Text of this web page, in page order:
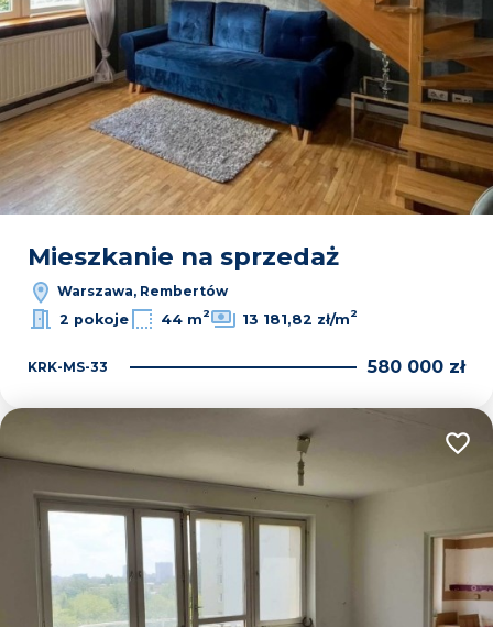
Mieszkanie na sprzedaż
Warszawa, Rembertów
2 pokoje
44 m2 13 181,82 zł/m2
KRK-MS-33 580 000 zł